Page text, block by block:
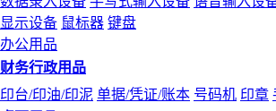
显示设备 鼠标器 键盘
办公用品
财务行政用品
印台/印油/印泥 单据/凭证/账本 号码机 印章